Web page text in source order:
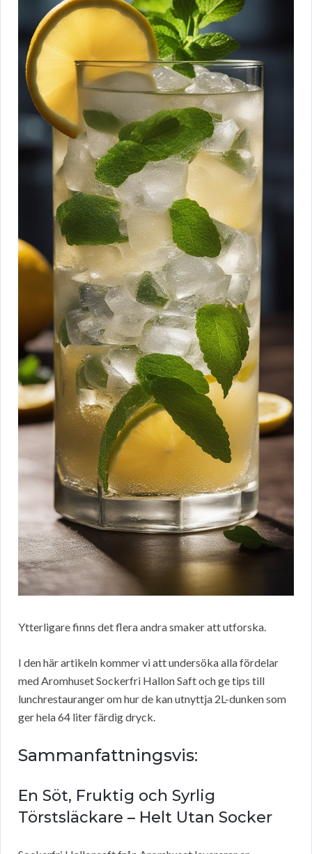
Ytterligare finns det flera andra smaker att utforska.
I den här artikeln kommer vi att undersöka alla fördelar
med Aromhuset Sockerfri Hallon Saft och ge tips till
lunchrestauranger om hur de kan utnyttja 2L-dunken som
ger hela 64 liter färdig dryck.
Sammanfattningsvis:
En Söt, Fruktig och Syrlig
Törstsläckare – Helt Utan Socker